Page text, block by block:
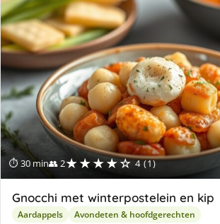
⏱ 30 min👥 2★★★★☆ 4 (1)
Gnocchi met winterpostelein en kip
Aardappels Avondeten & hoofdgerechten